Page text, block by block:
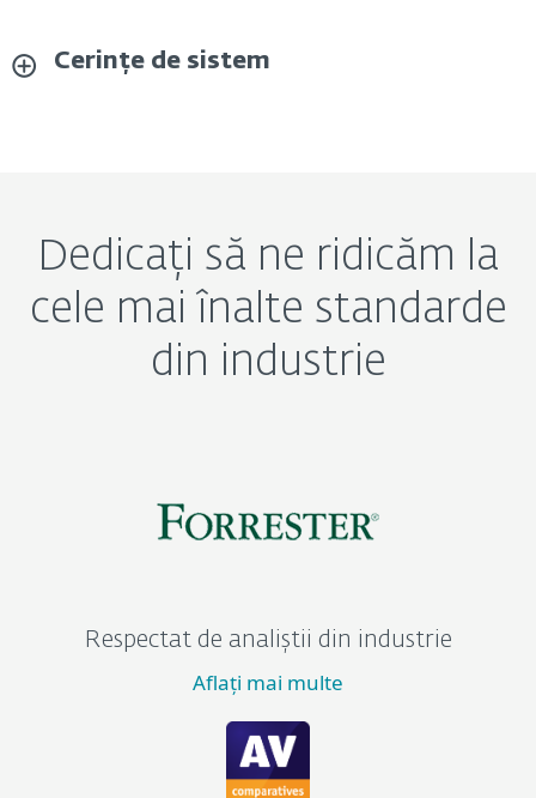
Cerințe de sistem
Dedicați să ne ridicăm la
cele mai înalte standarde
din industrie
Respectat de analiștii din industrie
Aflați mai multe